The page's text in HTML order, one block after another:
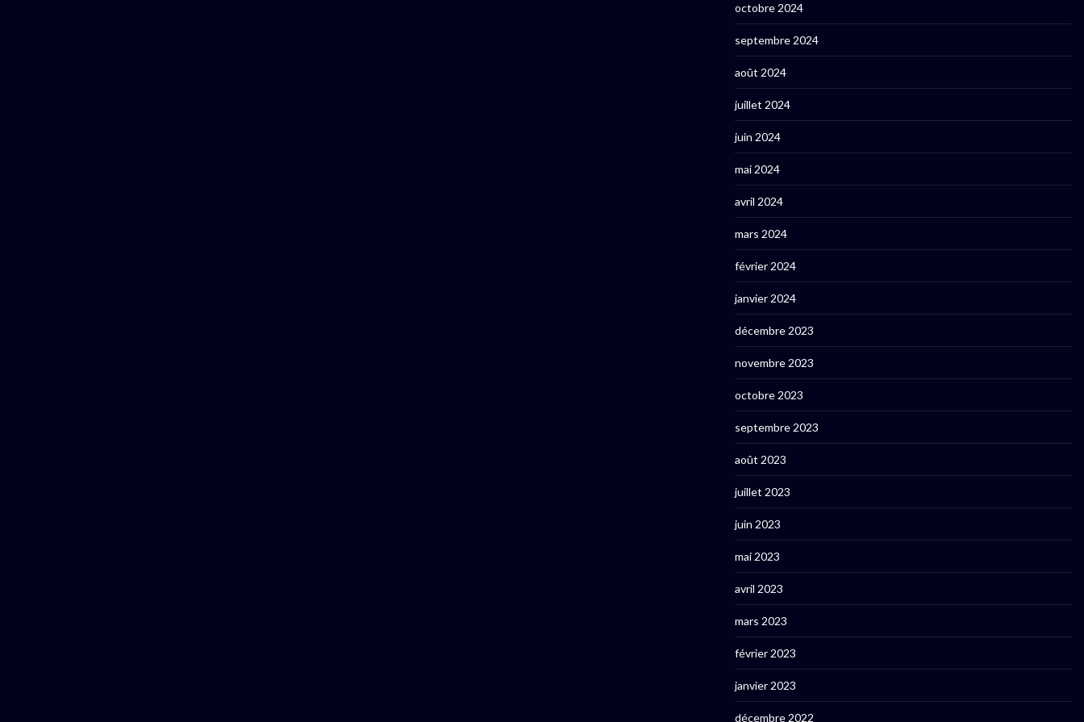
octobre 2024
septembre 2024
août 2024
juillet 2024
juin 2024
mai 2024
avril 2024
mars 2024
février 2024
janvier 2024
décembre 2023
novembre 2023
octobre 2023
septembre 2023
août 2023
juillet 2023
juin 2023
mai 2023
avril 2023
mars 2023
février 2023
janvier 2023
décembre 2022